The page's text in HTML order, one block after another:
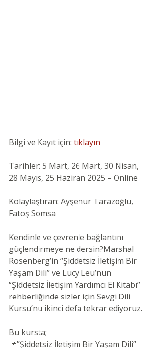
Bilgi ve Kayıt için: tıklayın
Tarihler: 5 Mart, 26 Mart, 30 Nisan,
28 Mayıs, 25 Haziran 2025 – Online
Kolaylaştıran: Ayşenur Tarazoğlu,
Fatoş Somsa
Kendinle ve çevrenle bağlantını
güçlendirmeye ne dersin?Marshal
Rosenberg’in “Şiddetsiz İletişim Bir
Yaşam Dili’’ ve Lucy Leu’nun
“Şiddetsiz İletişim Yardımcı El Kitabı’’
rehberliğinde sizler için Sevgi Dili
Kursu’nu ikinci defa tekrar ediyoruz.
Bu kursta;
📌”Şiddetsiz İletişim Bir Yaşam Dili’’